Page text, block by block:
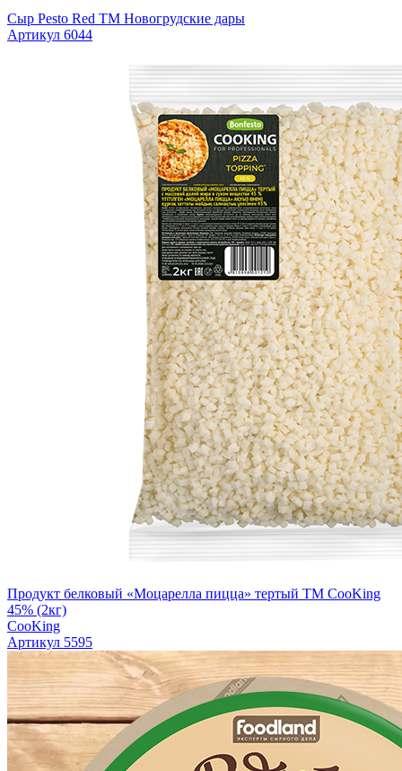
Сыр Pesto Red TM Новогрудские дары
Артикул 6044
Продукт белковый «Моцарелла пицца» тертый TM CooKing
45% (2кг)
CooKing
Артикул 5595